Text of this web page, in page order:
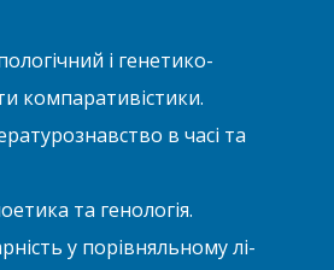
і генетико-
компаративістики.
в часі та
та генологія.
у порівняльному лі­